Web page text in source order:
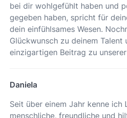
bei dir wohlgefühlt haben und
gegeben haben, spricht für
dein einfühlsames Wesen.
Glückwunsch zu deinem Talent
einzigartigen Beitrag zu
Daniela
Seit über einem Jahr kenne ich
menschliche, freundliche und